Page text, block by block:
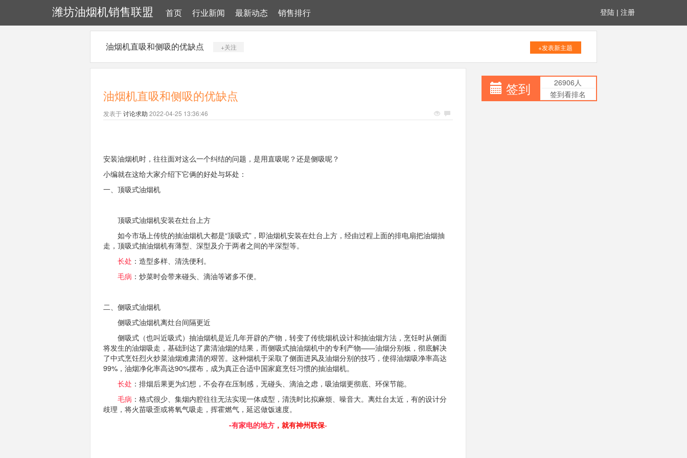
潍坊油烟机销售联盟 首页 行业新闻 最新动态 销售排行 登陆 | 注册
油烟机直吸和侧吸的优缺点 +关注 +发表新主题
油烟机直吸和侧吸的优缺点
发表于讨论求助 2022-04-25 13:36:46
安装油烟机时，往往面对这么一个纠结的问题，是用直吸呢？还是侧吸呢？
小编就在这给大家介绍下它俩的好处与坏处：
一、顶吸式油烟机
顶吸式油烟机安装在灶台上方
如今市场上传统的抽油烟机大都是“顶吸式”，即油烟机安装在灶台上方，经由过程上面的排电扇把油烟抽
走，顶吸式抽油烟机有薄型、深型及介于两者之间的半深型等。
长处 ：造型多样、清洗便利。
毛病 ：炒菜时会带来碰头、滴油等诸多不便。
二、侧吸式油烟机
侧吸式油烟机离灶台间隔更近
侧吸式（也叫近吸式）抽油烟机是近几年开辟的产物，转变了传统烟机设计和抽油烟方法，烹饪时从侧面
将发生的油烟吸走，基础到达了肃清油烟的结果，而侧吸式抽油烟机中的专利产物——油烟分别板，彻底解决
了中式烹饪烈火炒菜油烟难肃清的艰苦。这种烟机于采取了侧面进风及油烟分别的技巧，使得油烟吸净率高达
99%，油烟净化率高达90%摆布，成为真正合适中国家庭烹饪习惯的抽油烟机。
长处 ：排烟后果更为幻想，不会存在压制感，无碰头、滴油之虑，吸油烟更彻底、环保节能。
毛病 ：格式很少、集烟内腔往往无法实现一体成型，清洗时比拟麻烦、噪音大。离灶台太近，有的设计分
歧理，将火苗吸歪或将氧气吸走，挥霍燃气，延迟做饭速度。
-有家电的地方 ，就有神州联保-
签到
26906人
签到看排名